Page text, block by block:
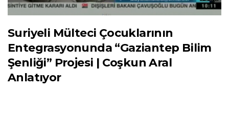
Suriyeli Mülteci Çocuklarının
Entegrasyonunda “Gaziantep Bilim
Şenliği” Projesi | Coşkun Aral
Anlatıyor